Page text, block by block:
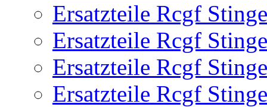
Ersatzteile Rcgf
Ersatzteile Rcgf
Ersatzteile Rcgf
Ersatzteile Rcgf